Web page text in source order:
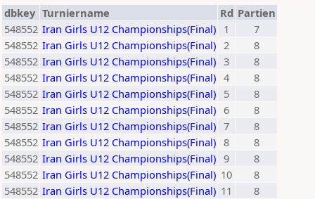
dbkey Turniername Rd Partien
548552 Iran Girls U12 Championships(Final) 1
7
548552 Iran Girls U12 Championships(Final) 2
8
548552 Iran Girls U12 Championships(Final) 3
8
548552 Iran Girls U12 Championships(Final) 4
8
548552 Iran Girls U12 Championships(Final) 5
8
548552 Iran Girls U12 Championships(Final) 6
8
548552 Iran Girls U12 Championships(Final) 7
8
548552 Iran Girls U12 Championships(Final) 8
8
548552 Iran Girls U12 Championships(Final) 9
8
548552 Iran Girls U12 Championships(Final) 10
8
548552 Iran Girls U12 Championships(Final) 11
8